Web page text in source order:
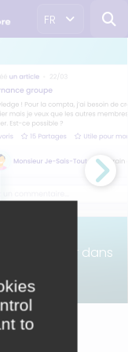
FR
vous aider dans
to